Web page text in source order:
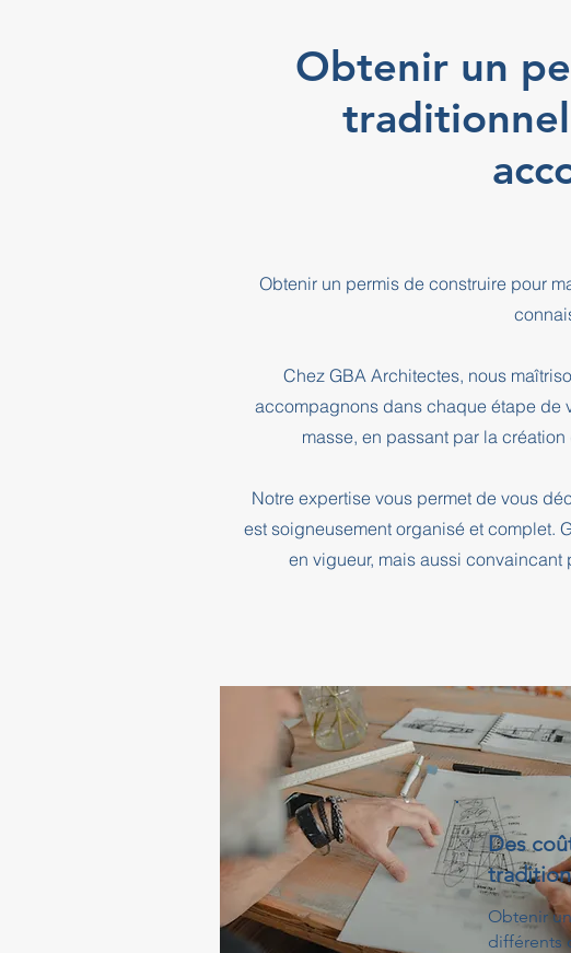
Obtenir un
Obtenir un permis de construire pour
Chez GBA Architectes, nous
accompagnons dans chaque étape de
masse, en passant par la
Notre expertise vous permet de vous
est soigneusement organisé et complet.
en vigueur, mais aussi
Des
Obtenir
différents